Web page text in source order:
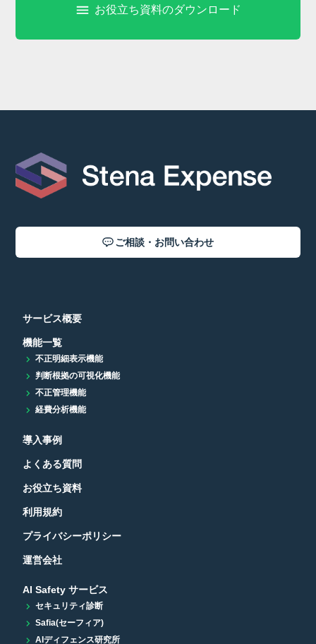
お役立ち資料のダウンロード
ご相談・お問い合わせ
サービス概要
機能一覧
不正明細表示機能
判断根拠の可視化機能
不正管理機能
経費分析機能
導入事例
よくある質問
お役立ち資料
利用規約
プライバシーポリシー
運営会社
AI Safety サービス
セキュリティ診断
Safia(セーフィア)
AIディフェンス研究所